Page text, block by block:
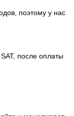
поэтому у нас
после оплаты